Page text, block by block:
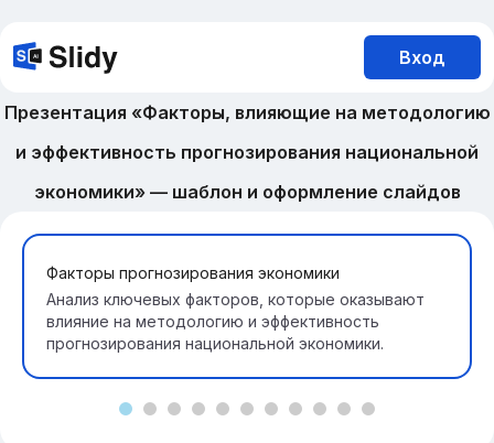
Вход
Презентация «Факторы, влияющие на методологию
и эффективность прогнозирования национальной
экономики» — шаблон и оформление слайдов
Факторы прогнозирования экономики
Анализ ключевых факторов, которые оказывают
влияние на методологию и эффективность
прогнозирования национальной экономики.